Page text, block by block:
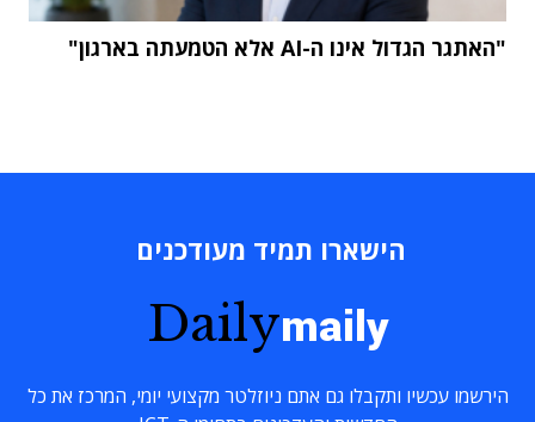
"האתגר הגדול אינו ה-AI אלא הטמעתה בארגון"
הישארו תמיד מעודכנים
Dailymaily
הירשמו עכשיו ותקבלו גם אתם ניוזלטר מקצועי יומי, המרכז את כל